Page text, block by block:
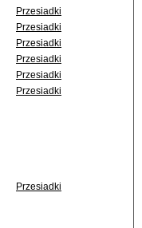
Przesiadki
Przesiadki
Przesiadki
Przesiadki
Przesiadki
Przesiadki
Przesiadki